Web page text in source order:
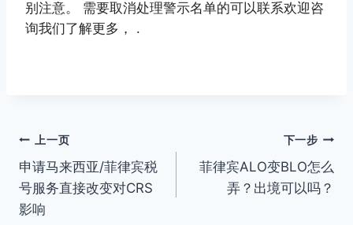
别注意。 需要取消处理警示名单的可以联系欢迎咨
询我们了解更多， .
文
章
导
上一页
申请马来西亚/菲律宾税
号服务直接改变对CRS
影响
下一步
菲律宾ALO变BLO怎么
弄？出境可以吗？